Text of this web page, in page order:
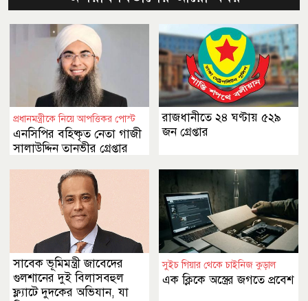
প্রধানমন্ত্রীকে নিয়ে আপত্তিকর পোস্ট
এনসিপির বহিষ্কৃত নেতা গাজী
সালাউদ্দিন তানভীর গ্রেপ্তার
রাজধানীতে ২৪ ঘণ্টায় ৫২৯
জন গ্রেপ্তার
সাবেক ভূমিমন্ত্রী জাবেদের
গুলশানের দুই বিলাসবহুল
ফ্ল্যাটে দুদকের অভিযান, যা
সুইচ গিয়ার থেকে চাইনিজ কুড়াল
এক ক্লিকে অস্ত্রের জগতে প্রবেশ